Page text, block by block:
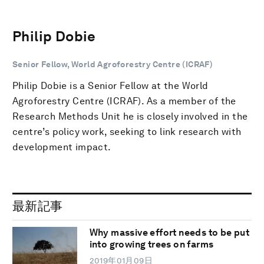
Philip Dobie
Senior Fellow, World Agroforestry Centre (ICRAF)
Philip Dobie is a Senior Fellow at the World
Agroforestry Centre (ICRAF). As a member of the
Research Methods Unit he is closely involved in the
centre’s policy work, seeking to link research with
development impact.
最新記事
Why massive effort needs to be put
into growing trees on farms
2019年01月09日